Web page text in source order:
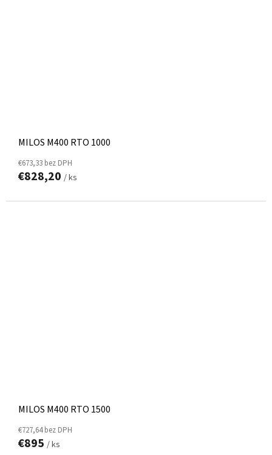
MILOS M400 RTO 1000
€673,33 bez DPH
€828,20 / ks
MILOS M400 RTO 1500
€727,64 bez DPH
€895 / ks